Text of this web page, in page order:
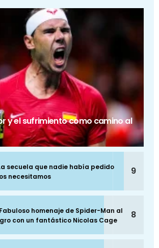
y el sufrimiento como camino al
secuela que nadie había pedido
necesitamos
9
homenaje de Spider-Man al
con un fantástico Nicolas Cage
8